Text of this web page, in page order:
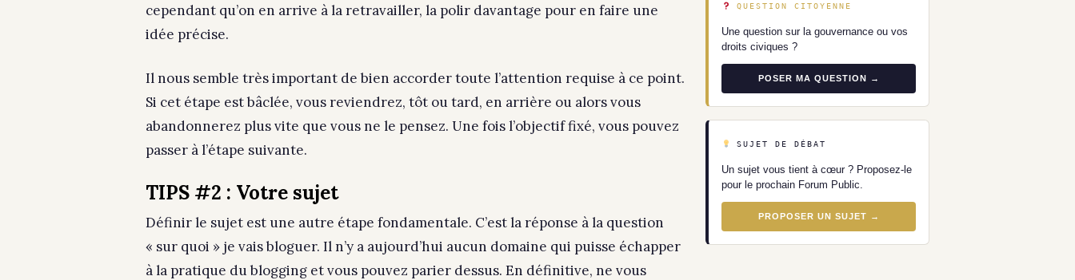
cependant qu’on en arrive à la retravailler, la polir davantage pour en faire une
idée précise.
Il nous semble très important de bien accorder toute l’attention requise à ce point.
Si cet étape est bâclée, vous reviendrez, tôt ou tard, en arrière ou alors vous
abandonnerez plus vite que vous ne le pensez. Une fois l’objectif fixé, vous pouvez
passer à l’étape suivante.
TIPS #2 : Votre sujet
Définir le sujet est une autre étape fondamentale. C’est la réponse à la question
« sur quoi » je vais bloguer. Il n’y a aujourd’hui aucun domaine qui puisse échapper
à la pratique du blogging et vous pouvez parier dessus. En définitive, ne vous
QUESTION CITOYENNE
Une question sur la gouvernance ou vos
droits civiques ?
POSER MA QUESTION →
SUJET DE DÉBAT
Un sujet vous tient à cœur ? Proposez-le
pour le prochain Forum Public.
PROPOSER UN SUJET →